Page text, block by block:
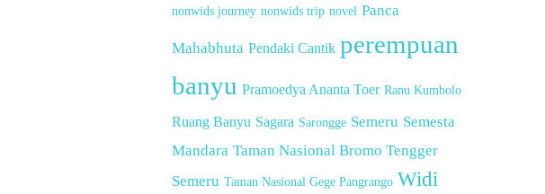
nonwids journey nonwids trip novel Panca
Mahabhuta Pendaki Cantik perempuan
banyu Pramoedya Ananta Toer Ranu Kumbolo
Ruang Banyu Sagara Sarongge Semeru Semesta
Mandara Taman Nasional Bromo Tengger
Semeru Taman Nasional Gege Pangrango Widi